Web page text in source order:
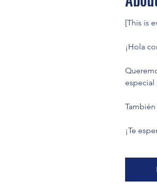
[This is
¡Hola
especial
¡Te